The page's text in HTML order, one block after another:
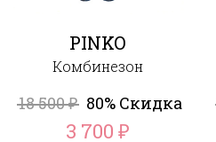
PINKO
Комбинезон
18 500₽ 80% Скидка
3 700 ₽